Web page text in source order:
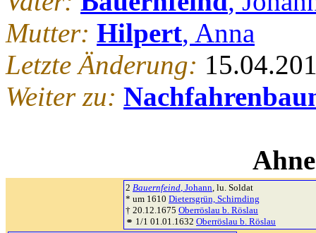
Mutter: Hilpert, Anna
Letzte Änderung:
Weiter zu:
2 Bauernfeind, Johann, lu. Soldat
* um 1610 Dietersgrün, Schirnding
† 20.12.1675 Oberröslau b. Röslau
⚭ 1/1 01.01.1632 Oberröslau b. Röslau